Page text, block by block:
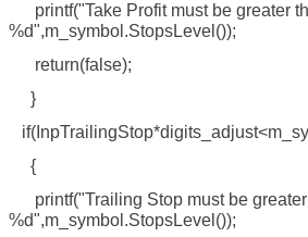
printf("Take Profit must be greater
%d",m_symbol.StopsLevel());
return(false);
}
{
printf("Trailing Stop must be greater
%d",m_symbol.StopsLevel());